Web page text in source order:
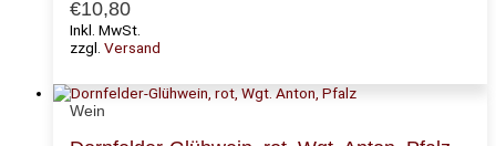
€10,80
Inkl. MwSt.
zzgl. Versand
Wein